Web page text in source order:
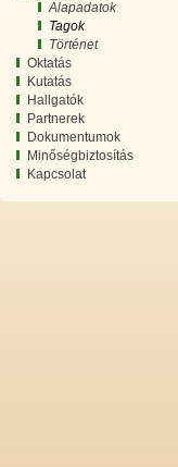
Alapadatok
Tagok
Történet
Oktatás
Kutatás
Hallgatók
Partnerek
Dokumentumok
Minőségbiztosítás
Kapcsolat